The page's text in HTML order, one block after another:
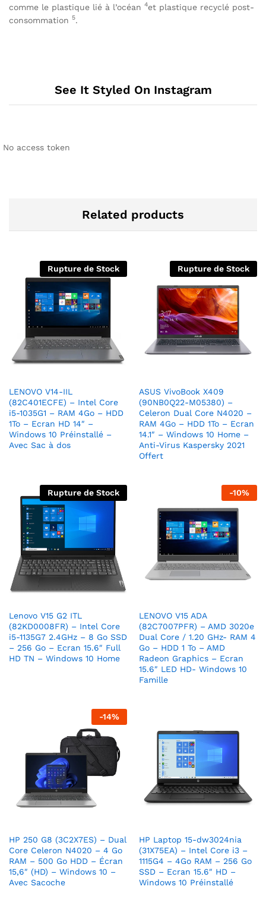
comme le plastique lié à l’océan 4et plastique recyclé post-
consommation 5.
See It Styled On Instagram
No access token
Related products
Rupture de Stock
LENOVO V14-IIL
(82C401ECFE) – Intel Core
i5-1035G1 – RAM 4Go – HDD
1To – Ecran HD 14″ –
Windows 10 Préinstallé –
Avec Sac à dos
Rupture de Stock
ASUS VivoBook X409
(90NB0Q22-M05380) –
Celeron Dual Core N4020 –
RAM 4Go – HDD 1To – Ecran
14.1″ – Windows 10 Home –
Anti-Virus Kaspersky 2021
Offert
Rupture de Stock
Lenovo V15 G2 ITL
(82KD0008FR) – Intel Core
i5-1135G7 2.4GHz – 8 Go SSD
– 256 Go – Ecran 15.6″ Full
HD TN – Windows 10 Home
-10%
LENOVO V15 ADA
(82C7007PFR) – AMD 3020e
Dual Core / 1.20 GHz- RAM 4
Go – HDD 1 To – AMD
Radeon Graphics – Ecran
15.6″ LED HD- Windows 10
Famille
-14%
HP 250 G8 (3C2X7ES) – Dual
Core Celeron N4020 – 4 Go
RAM – 500 Go HDD – Écran
15,6″ (HD) – Windows 10 –
Avec Sacoche
HP Laptop 15-dw3024nia
(31X75EA) – Intel Core i3 –
1115G4 – 4Go RAM – 256 Go
SSD – Ecran 15.6″ HD –
Windows 10 Préinstallé